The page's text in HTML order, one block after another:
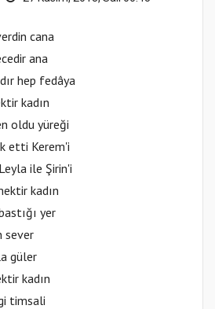
cana
ana
hep fedâya
kadın
oldu yüreği
etti Kerem'i
ile Şirin'i
kadın
yer
sever
güler
kadın
timsali